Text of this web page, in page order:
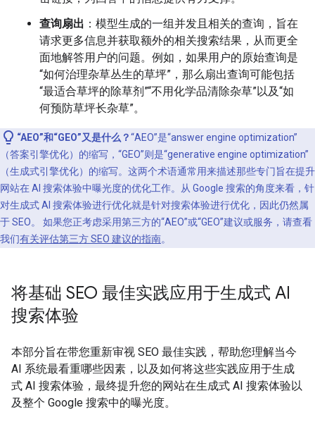
查询扇出 ：模型生成的一组并发且相关的查询，旨在
请求更多信息并获取额外的相关搜索结果，从而更全
面地解答用户的问题。例如，如果用户的原始查询是
“如何治理杂草丛生的草坪”，那么扇出查询可能包括
“最适合草坪的除草剂”“不用化学品清除杂草”以及“如
何预防草坪长杂草”。
“AEO”和“GEO”又是什么？“AEO”是“answer engine optimization”
（答案引擎优化）的缩写，“GEO”则是“generative engine optimization”
（生成式引擎优化）的缩写。这两个术语通常用来描述那些专门旨在提升
网站在 AI 搜索体验中曝光度的优化工作。从 Google 搜索的角度来看，针
对生成式 AI 搜索体验进行优化就是针对搜索体验进行优化，因此仍然属
于 SEO。 如果您正考虑采用第三方的“AEO”或“GEO”建议或服务，请查看
我们有关评估第三方 SEO 建议的指南。
将基础 SEO 最佳实践应用于生成式 AI
搜索体验
本部分旨在带您重新审视 SEO 最佳实践，帮助您理解当今
AI 系统最看重哪些因素，以及如何将这些实践应用于生成
式 AI 搜索体验，最终提升您的网站在生成式 AI 搜索体验以
及整个 Google 搜索中的曝光度。